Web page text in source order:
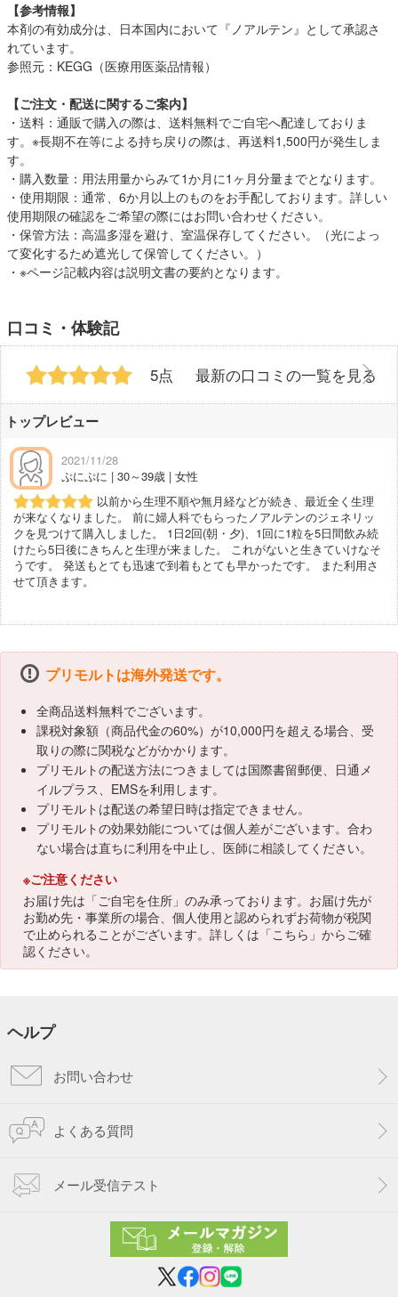
【参考情報】
本剤の有効成分は、日本国内において『ノアルテン』として承認さ
れています。
参照元： KEGG（医療用医薬品情報）
【ご注文・配送に関するご案内】
・送料：通販で購入の際は、送料無料でご自宅へ配達しておりま
す。※長期不在等による持ち戻りの際は、再送料1,500円が発生しま
す。
・購入数量：用法用量からみて1か月に1ヶ月分量までとなります。
・使用期限：通常、6か月以上のものをお手配しております。詳しい
使用期限の確認をご希望の際にはお問い合わせください。
・保管方法：高温多湿を避け、室温保存してください。（光によっ
て変化するため遮光して保管してください。）
・※ページ記載内容は説明文書の要約となります。
口コミ・体験記
5点 最新の口コミの一覧を見る
トップレビュー
2021/11/28
ぷにぷに | 30～39歳 | 女性
以前から生理不順や無月経などが続き、最近全く生理
が来なくなりました。 前に婦人科でもらったノアルテンのジェネリッ
クを見つけて購入しました。 1日2回(朝・夕)、1回に1粒を5日間飲み続
けたら5日後にきちんと生理が来ました。 これがないと生きていけなそ
うです。 発送もとても迅速で到着もとても早かったです。 また利用さ
せて頂きます。
プリモルトは海外発送です。
全商品送料無料でございます。
課税対象額（商品代金の60%）が10,000円を超える場合、受
取りの際に関税などがかかります。
プリモルトの配送方法につきましては国際書留郵便、日通メ
イルプラス、EMSを利用します。
プリモルトは配送の希望日時は指定できません。
プリモルトの効果効能については個人差がございます。合わ
ない場合は直ちに利用を中止し、医師に相談してください。
※ご注意ください
お届け先は「ご自宅を住所」のみ承っております。お届け先が
お勤め先・事業所の場合、個人使用と認められずお荷物が税関
で止められることがございます。詳しくは「こちら 」からご確
認ください。
ヘルプ
お問い合わせ
よくある質問
メール受信テスト